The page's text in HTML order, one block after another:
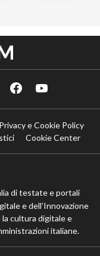
Privacy e Cookie Policy
Cookie Center
di testate e portali
e dell’Innovazione
cultura digitale e
italiane.